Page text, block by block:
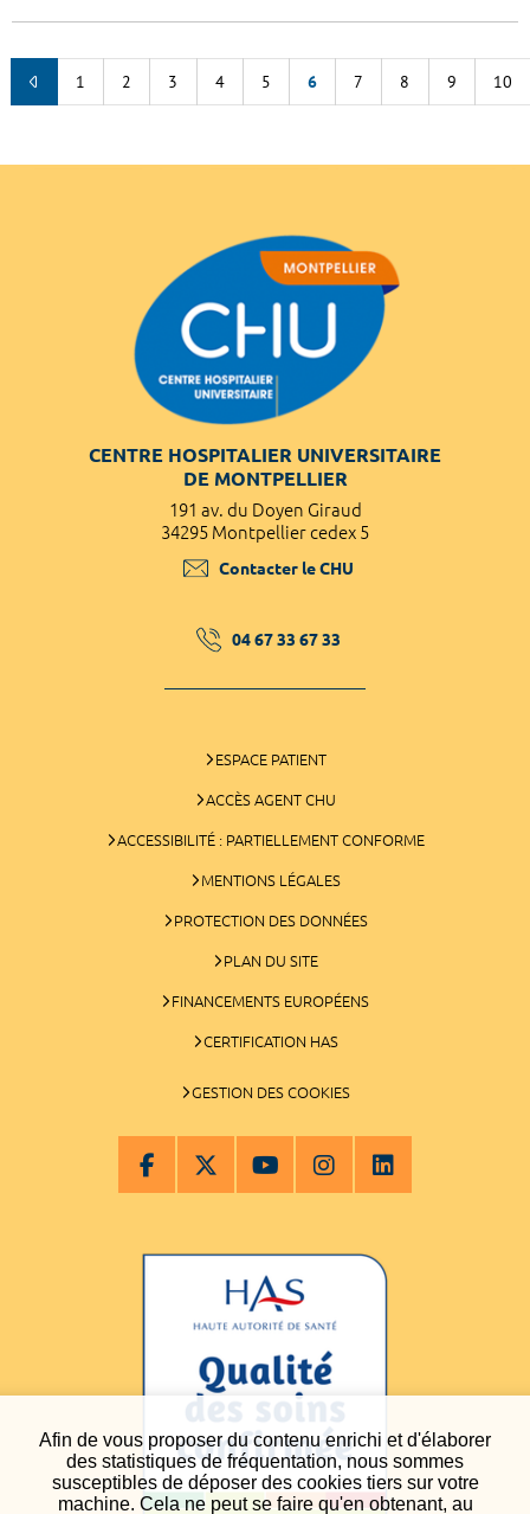
Afin de vous proposer du contenu enrichi et d'élaborer
des statistiques de fréquentation, nous sommes
susceptibles de déposer des cookies tiers sur votre
machine. Cela ne peut se faire qu'en obtenant, au
1 2 3 4 5 6 7 8 9 10
CENTRE HOSPITALIER UNIVERSITAIRE
DE MONTPELLIER
191 av. du Doyen Giraud
34295 Montpellier cedex 5
Contacter le CHU
04 67 33 67 33
ESPACE PATIENT
ACCÈS AGENT CHU
ACCESSIBILITÉ : PARTIELLEMENT CONFORME
MENTIONS LÉGALES
PROTECTION DES DONNÉES
PLAN DU SITE
FINANCEMENTS EUROPÉENS
CERTIFICATION HAS
GESTION DES COOKIES